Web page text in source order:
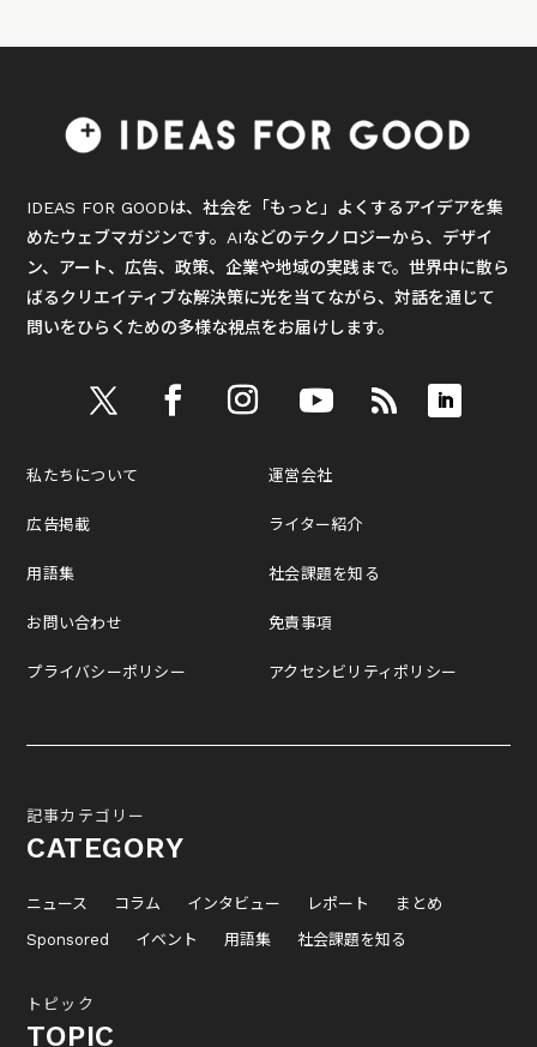
IDEAS FOR GOODは、社会を「もっと」よくするアイデアを集
めたウェブマガジンです。AIなどのテクノロジーから、デザイ
ン、アート、広告、政策、企業や地域の実践まで。世界中に散ら
ばるクリエイティブな解決策に光を当てながら、対話を通じて
問いをひらくための多様な視点をお届けします。
私たちについて
広告掲載
用語集
お問い合わせ
プライバシーポリシー
運営会社
ライター紹介
社会課題を知る
免責事項
アクセシビリティポリシー
記事カテゴリー
CATEGORY
ニュース コラム インタビュー レポート
まとめ
Sponsored
イベント 用語集 社会課題を知る
トピック
TOPIC